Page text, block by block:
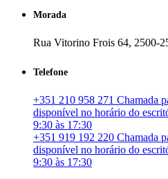
Morada
Rua Vitorino Frois 64, 2500-
Telefone
+351 210 958 271 Chamada
disponível no horário do
9:30 às 17:30
+351 919 192 220 Chamada
disponível no horário do
9:30 às 17:30